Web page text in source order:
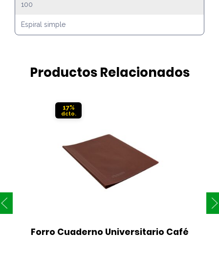
100
Espiral simple
Productos Relacionados
17%
Forro Cuaderno Universitario Café